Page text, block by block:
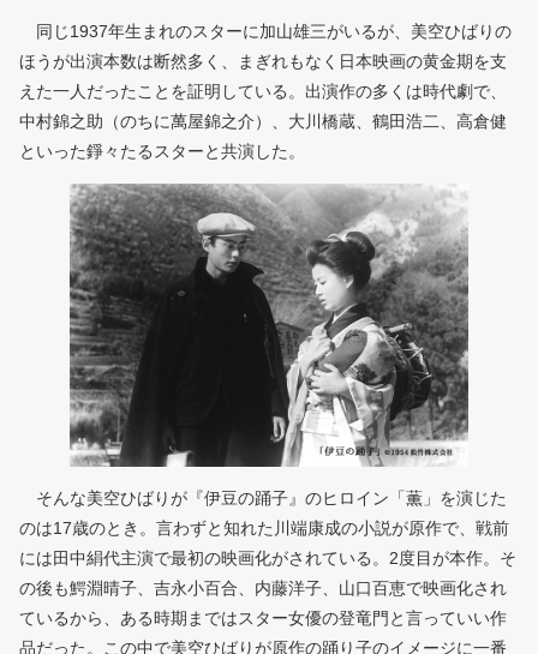
同じ1937年生まれのスターに加山雄三がいるが、美空ひばりの
ほうが出演本数は断然多く、まぎれもなく日本映画の黄金期を支
えた一人だったことを証明している。出演作の多くは時代劇で、
中村錦之助（のちに萬屋錦之介）、大川橋蔵、鶴田浩二、高倉健
といった錚々たるスターと共演した。
そんな美空ひばりが『伊豆の踊子』のヒロイン「薫」を演じた
のは17歳のとき。言わずと知れた川端康成の小説が原作で、戦前
には田中絹代主演で最初の映画化がされている。2度目が本作。そ
の後も鰐淵晴子、吉永小百合、内藤洋子、山口百恵で映画化され
ているから、ある時期まではスター女優の登竜門と言っていい作
品だった。この中で美空ひばりが原作の踊り子のイメージに一番